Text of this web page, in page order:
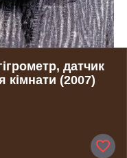
датчик
кімнати (2007)